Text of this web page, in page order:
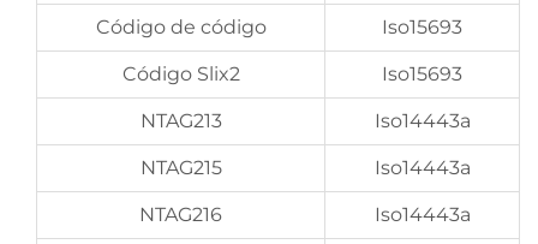
Código de código Iso15693
Código Slix2 Iso15693
NTAG213 Iso14443a
NTAG215 Iso14443a
NTAG216 Iso14443a